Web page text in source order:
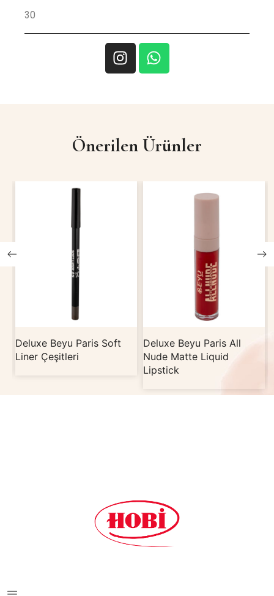
30
Önerilen Ürünler
Deluxe Beyu Paris Soft
Liner Çeşitleri
Deluxe Beyu Paris All
Nude Matte Liquid
Lipstick